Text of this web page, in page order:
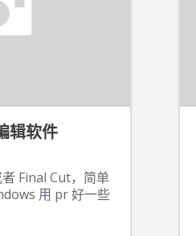
辑软件
Final Cut，简单
用 pr 好一些